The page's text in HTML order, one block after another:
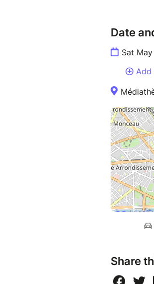
Date
Sat
Add
Share